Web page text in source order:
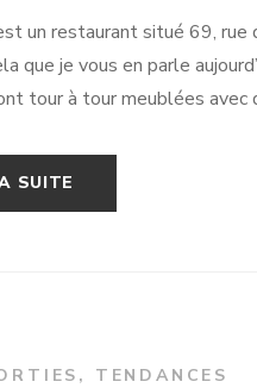
un restaurant situé 69,
que je vous en parle
tour à tour meublées
SUITE
, TENDANCES